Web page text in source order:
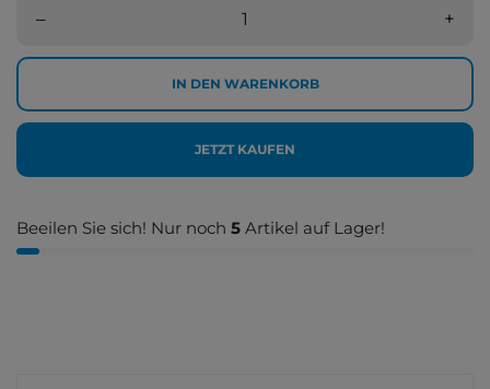
– +
IN DEN WARENKORB
JETZT KAUFEN
Beeilen Sie sich! Nur noch 5 Artikel auf Lager!